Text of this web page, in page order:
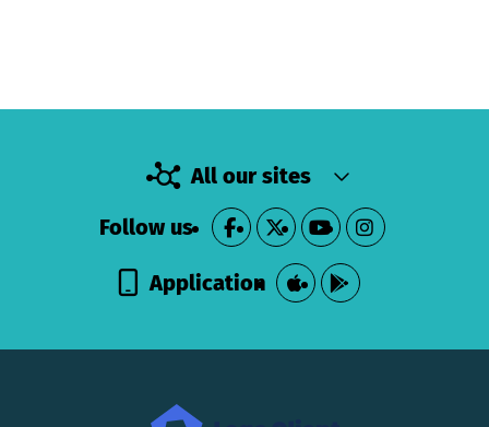
All our sites
Follow us
Application